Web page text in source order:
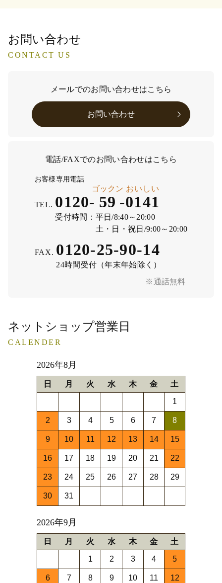
お問い合わせ
CONTACT US
メールでのお問い合わせはこちら
お問い合わせ
電話/FAXでのお問い合わせはこちら
※通話無料
お客様専用電話
TEL. 0120- 59
ゴックン
-0141
おいしい
受付時間： 平日/8:40～20:00
土・日・祝日/9:00～20:00
FAX. 0120-25-90-14
24時間受付（年末年始除く）
ネットショップ営業日
CALENDER
2026年8月
日 月 火 水 木 金 土
1
2 3 4 5 6 7 8
9 10 11 12 13 14 15
16 17 18 19 20 21 22
23 24 25 26 27 28 29
30 31
2026年9月
日 月 火 水 木 金 土
1 2 3 4 5
6 7 8 9 10 11 12